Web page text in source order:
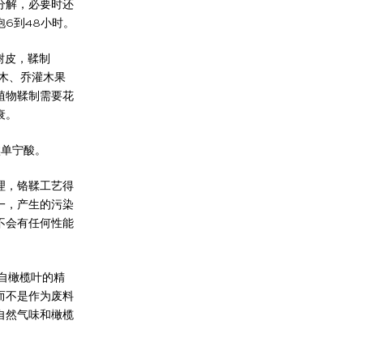
解，必要时还
6到48小时。
，鞣制
、乔灌木果
物鞣制需要花
宁酸。
，铬鞣工艺得
，产生的污染
会有任何性能
橄榄叶的精
不是作为废料
然气味和橄榄